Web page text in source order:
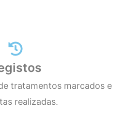
tratamentos marcados e
realizadas.